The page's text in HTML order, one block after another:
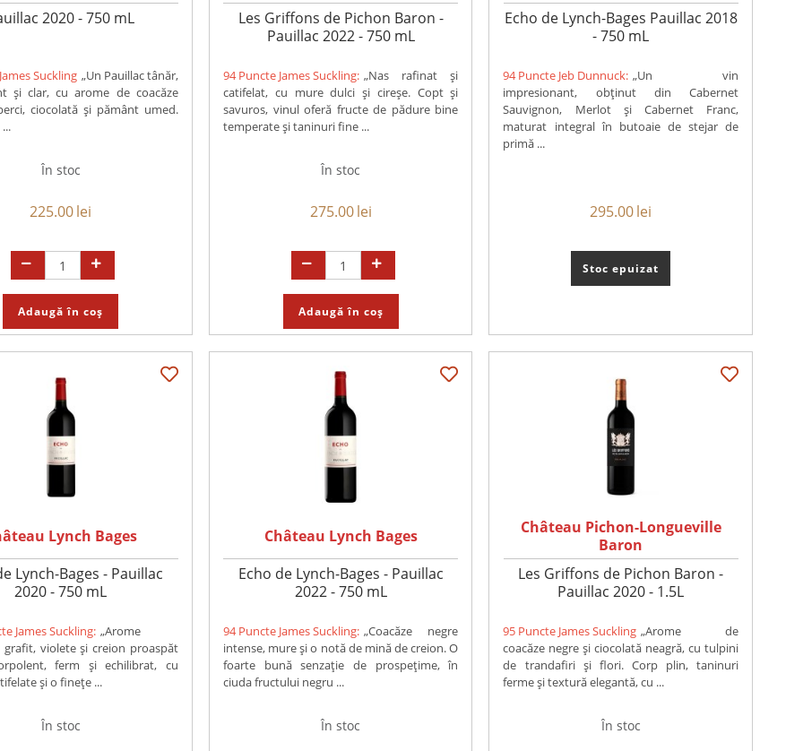
2020 - 750 mL
Suckling „Un Pauillac tânăr,
și clar, cu arome de coacăze
ciocolată și pământ umed.
În stoc
225.00lei
Adaugă în coș
Les Griffons de Pichon Baron -
Pauillac 2022 - 750 mL
94 Puncte James Suckling: „Nas rafinat și
catifelat, cu mure dulci și cireșe. Copt și
savuros, vinul oferă fructe de pădure bine
temperate și taninuri fine ...
În stoc
275.00lei
Adaugă în coș
Echo de Lynch-Bages Pauillac 2018
- 750 mL
94 Puncte Jeb Dunnuck: „Un vin
impresionant, obținut din Cabernet
Sauvignon, Merlot și Cabernet Franc,
maturat integral în butoaie de stejar de
primă ...
295.00lei
Stoc epuizat
Lynch Bages
Lynch-Bages - Pauillac
2020 - 750 mL
James Suckling: „Arome
grafit, violete și creion proaspăt
ferm și echilibrat, cu
și o finețe ...
În stoc
Château Lynch Bages
Echo de Lynch-Bages - Pauillac
2022 - 750 mL
94 Puncte James Suckling: „Coacăze negre
intense, mure și o notă de mină de creion. O
foarte bună senzație de prospețime, în
ciuda fructului negru ...
În stoc
Château Pichon-Longueville
Baron
Les Griffons de Pichon Baron -
Pauillac 2020 - 1.5L
95 Puncte James Suckling „Arome de
coacăze negre și ciocolată neagră, cu tulpini
de trandafiri și flori. Corp plin, taninuri
ferme și textură elegantă, cu ...
În stoc